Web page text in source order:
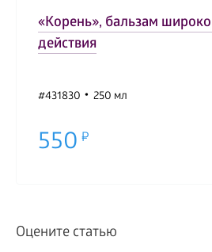
«Корень», бальзам
действия
#431830 250 мл
550
Оцените статью